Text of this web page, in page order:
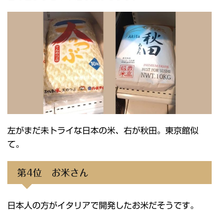
左がまだ未トライな日本の米、右が秋田。東京館似
て。
第4位 お米さん
日本人の方がイタリアで開発したお米だそうです。